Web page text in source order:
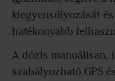
kiegyensúlyozását
hatékonyabb
A dózis manuálisan,
szabályozható GPS